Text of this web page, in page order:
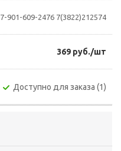
7-901-609-2476 7(3822)212574
369 руб./шт
Доступно для заказа (1)